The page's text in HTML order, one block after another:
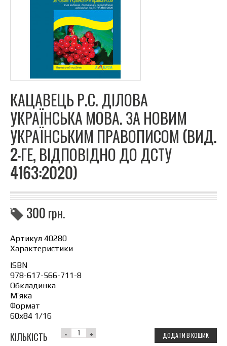
КАЦАВЕЦЬ Р.С. ДІЛОВА
УКРАЇНСЬКА МОВА. ЗА НОВИМ
УКРАЇНСЬКИМ ПРАВОПИСОМ (ВИД.
2-ГЕ, ВІДПОВІДНО ДО ДСТУ
4163:2020)
300грн.
Артикул 40280
Характеристики
ISBN
978-617-566-711-8
Обкладинка
М’яка
Формат
60х84 1/16
КІЛЬКІСТЬ ДОДАТИ В КОШИК